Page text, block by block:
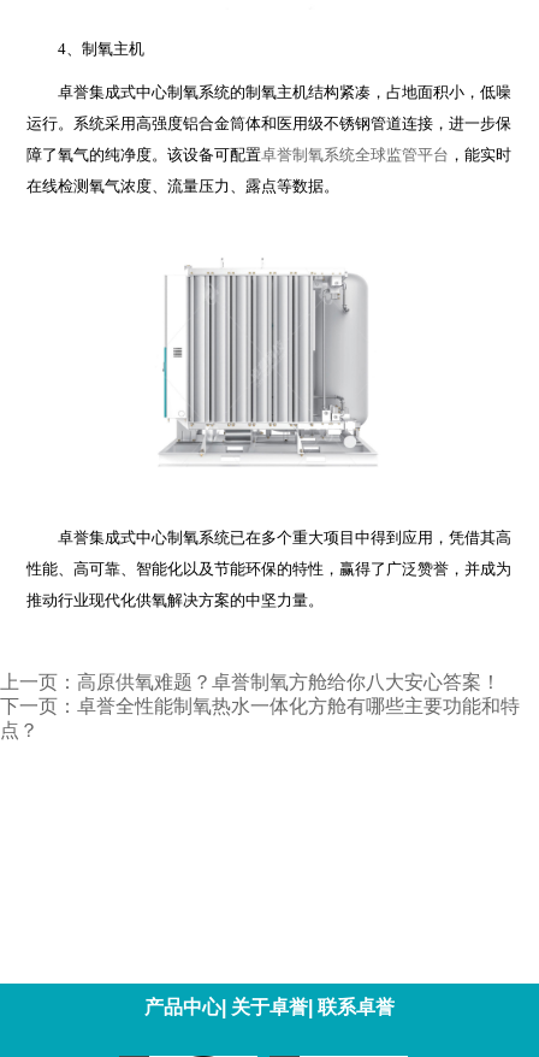
4、制氧主机
卓誉集成式中心制氧系统的制氧主机结构紧凑，占地面积小，低噪
运行。系统采用高强度铝合金筒体和医用级不锈钢管道连接，进一步保
障了氧气的纯净度。该设备可配置卓誉制氧系统全球监管平台 ，能实时
在线检测氧气浓度、流量压力、露点等数据。
卓誉集成式中心制氧系统已在多个重大项目中得到应用，凭借其高
性能、高可靠、智能化以及节能环保的特性，赢得了广泛赞誉，并成为
推动行业现代化供氧解决方案的中坚力量。
上一页： 高原供氧难题？卓誉制氧方舱给你八大安心答案！
下一页： 卓誉全性能制氧热水一体化方舱有哪些主要功能和特
点？
产品中心| 关于卓誉 联系卓誉